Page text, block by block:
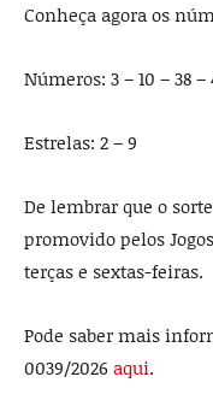
Conheça agora os
Números: 3 – 10 – 38 –
Estrelas: 2 – 9
De lembrar que o
promovido pelos
terças e sextas-feiras.
Pode saber mais
0039/2026 aqui.